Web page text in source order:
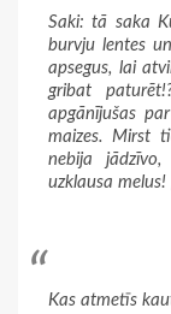
Saki: tā saka
burvju lentes
apsegus, lai
gribat
apgānījušas
maizes. Mirst
nebija
uzklausa
Kas atmetīs